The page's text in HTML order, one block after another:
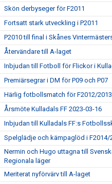
Skön derbyseger för F2011
Fortsatt stark utveckling i P2011
P2010 till final i Skånes
Återvändare till A-laget
Inbjudan till Fotboll för Flickor i
Premiärsegrar i DM för P09 och P07
Härlig fotbollsmatch för F2012/
Årsmöte Kulladals FF 2023-03-16
Inbjudan till Kulladals FF:s
Spelglädje och kämpaglöd i F2014/
Nermin och Hugo uttagna till
Regionala läger
Meriterat nyförvärv till A-laget